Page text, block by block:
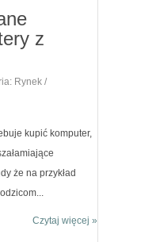
z
Rynek /
kupić komputer,
że na przykład
Czytaj więcej »